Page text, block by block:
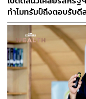
ทำไมทรัมป์ถึงตอบรับดี